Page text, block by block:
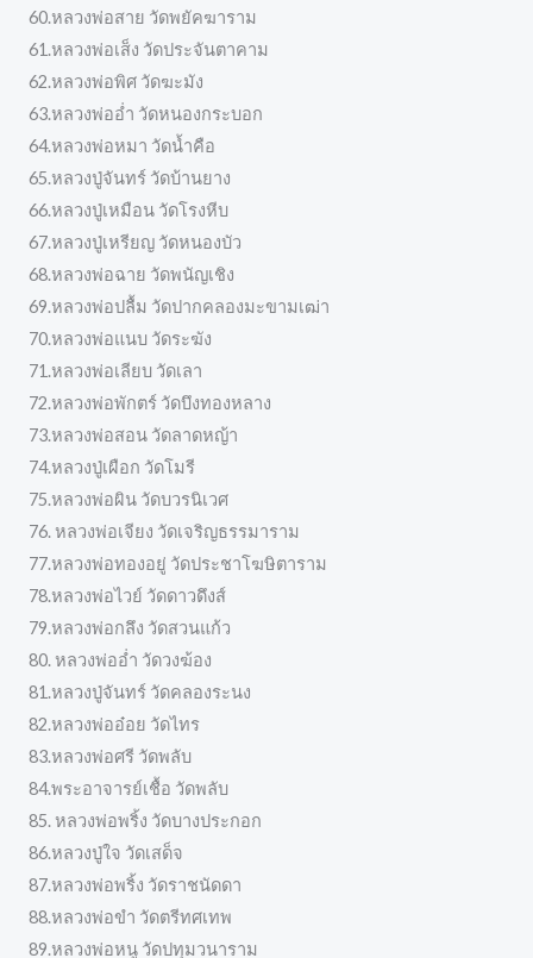
60.หลวงพ่อสาย วัดพยัคฆาราม
61.หลวงพ่อเส็ง วัดประจันตาคาม
62.หลวงพ่อพิศ วัดฆะมัง
63.หลวงพ่ออ่ำ วัดหนองกระบอก
64.หลวงพ่อหมา วัดน้ำคือ
65.หลวงปู่จันทร์ วัดบ้านยาง
66.หลวงปู่เหมือน วัดโรงหีบ
67.หลวงปู่เหรียญ วัดหนองบัว
68.หลวงพ่อฉาย วัดพนัญเชิง
69.หลวงพ่อปลื้ม วัดปากคลองมะขามเฒ่า
70.หลวงพ่อแนบ วัดระฆัง
71.หลวงพ่อเลียบ วัดเลา
72.หลวงพ่อพักตร์ วัดบึงทองหลาง
73.หลวงพ่อสอน วัดลาดหญ้า
74.หลวงปู่เผือก วัดโมรี
75.หลวงพ่อผิน วัดบวรนิเวศ
76. หลวงพ่อเจียง วัดเจริญธรรมาราม
77.หลวงพ่อทองอยู่ วัดประชาโฆษิตาราม
78.หลวงพ่อไวย์ วัดดาวดึงส์
79.หลวงพ่อกลึง วัดสวนแก้ว
80. หลวงพ่ออ่ำ วัดวงฆ้อง
81.หลวงปู่จันทร์ วัดคลองระนง
82.หลวงพ่ออ๋อย วัดไทร
83.หลวงพ่อศรี วัดพลับ
84.พระอาจารย์เชื้อ วัดพลับ
85. หลวงพ่อพริ้ง วัดบางประกอก
86.หลวงปู่ใจ วัดเสด็จ
87.หลวงพ่อพริ้ง วัดราชนัดดา
88.หลวงพ่อขำ วัดตรีทศเทพ
89.หลวงพ่อหนู วัดปทุมวนาราม